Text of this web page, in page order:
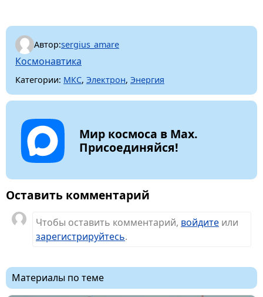
Автор:sergius_amare
Космонавтика
Категории: МКС, Электрон, Энергия
Мир космоса в Max.
Присоединяйся!
Оставить комментарий
Чтобы оставить комментарий, войдите или
зарегистрируйтесь.
Материалы по теме